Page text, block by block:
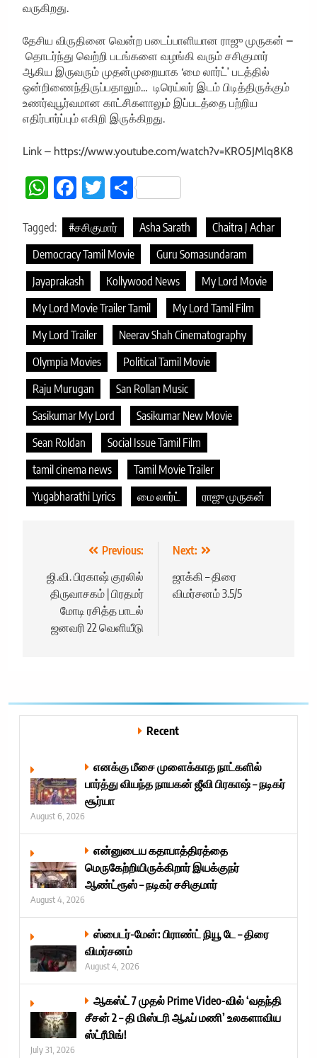
வருகிறது.
தேசிய விருதினை வென்ற படைப்பாளியான ராஜு முருகன் –
தொடர்ந்து வெற்றி படங்களை வழங்கி வரும் சசிகுமார்
ஆகிய இருவரும் முதன்முறையாக ‘மை லார்ட்’ படத்தில்
ஒன்றிணைந்திருப்பதாலும்… டிரெய்லர் இடம் பிடித்திருக்கும்
உணர்வுபூர்வமான காட்சிகளாலும் இப்படத்தை பற்றிய
எதிர்பார்ப்பும் எகிறி இருக்கிறது.
Link – https://www.youtube.com/watch?v=KR05JMlq8K8
WhatsApp
Facebook
TwitterShare
Tagged: #சசிகுமார் Asha Sarath
Chaitra J Achar
Democracy Tamil Movie
Guru Somasundaram
Jayaprakash
Kollywood News
My Lord Movie
My Lord Movie Trailer Tamil
My Lord Tamil Film
My Lord Trailer
Neerav Shah Cinematography
Olympia Movies
Political Tamil Movie
Raju Murugan
San Rollan Music
Sasikumar My Lord
Sasikumar New Movie
Sean Roldan
Social Issue Tamil Film
tamil cinema news
Tamil Movie Trailer
Yugabharathi Lyrics
மை லார்ட் ராஜு முருகன்
navigation
Previous:
ஜி.வி. பிரகாஷ் குரலில்
திருவாசகம் | பிரதமர்
மோடி ரசித்த பாடல்
ஜனவரி 22 வெளியீடு
Next:
ஜாக்கி – திரை
விமர்சனம் 3.5/5
Recent
எனக்கு மீசை முளைக்காத நாட்களில்
பார்த்து வியந்த நாயகன் ஜீவி பிரகாஷ் – நடிகர்
சூர்யா
August 6, 2026
என்னுடைய கதாபாத்திரத்தை
மெருகேற்றியிருக்கிறார் இயக்குநர்
ஆண்ட்ரூஸ் – நடிகர் சசிகுமார்
August 4, 2026
ஸ்பைடர்-மேன்: பிராண்ட் நியூ டே – திரை
விமர்சனம்
August 4, 2026
ஆகஸ்ட் 7 முதல் Prime Video-வில் ‘வதந்தி
சீசன் 2 – தி மிஸ்டரி ஆஃப் மணி’ உலகளாவிய
ஸ்ட்ரீமிங்!
July 31, 2026